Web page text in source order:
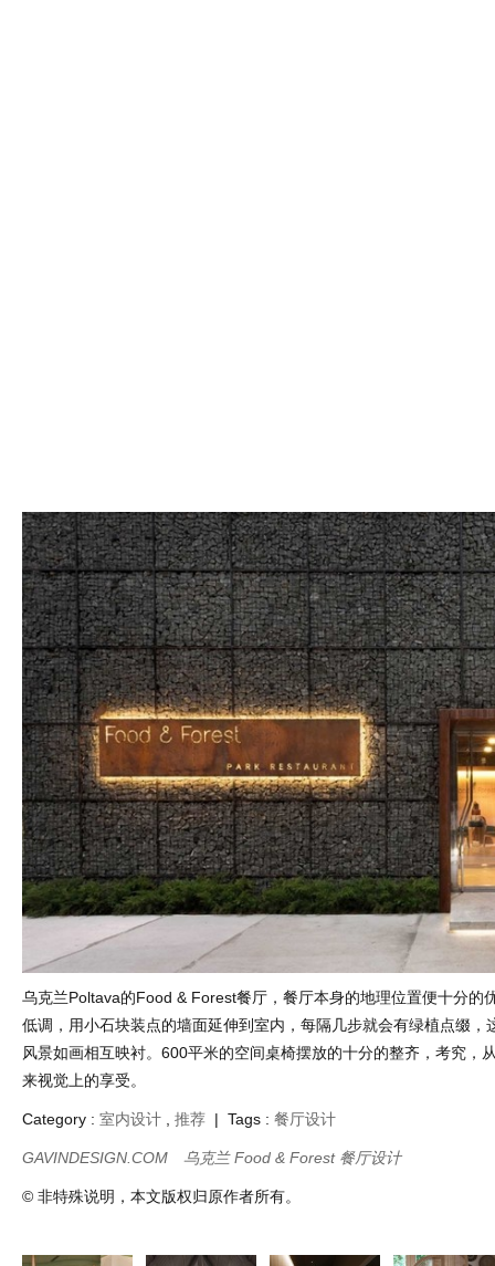
乌克兰Poltava的Food & Forest餐厅，餐厅本身的地理位置便十分的
低调，用小石块装点的墙面延伸到室内，每隔几步就会有绿植点缀，
风景如画相互映衬。600平米的空间桌椅摆放的十分的整齐，考究，
Category :室内设计,推荐| Tags :餐厅设计
GAVINDESIGN.COM 乌克兰 Food & Forest 餐厅设计